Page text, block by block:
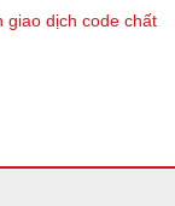
giao dịch code chất